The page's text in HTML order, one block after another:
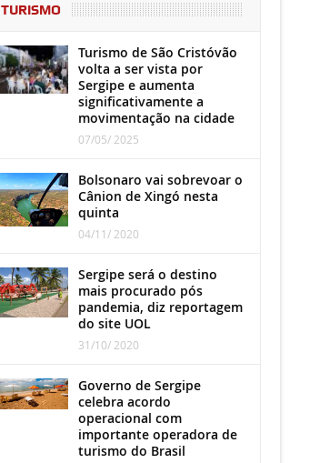
TURISMO
Turismo de São Cristóvão
volta a ser vista por
Sergipe e aumenta
significativamente a
movimentação na cidade
07/05/ 2025
Bolsonaro vai sobrevoar o
Cânion de Xingó nesta
quinta
04/11/ 2020
Sergipe será o destino
mais procurado pós
pandemia, diz reportagem
do site UOL
31/10/ 2020
Governo de Sergipe
celebra acordo
operacional com
importante operadora de
turismo do Brasil